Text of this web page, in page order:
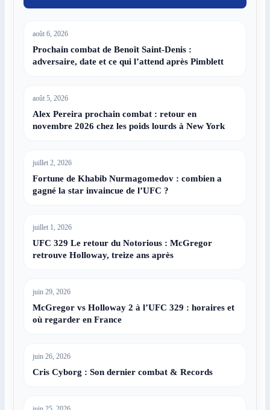
août 6, 2026
Prochain combat de Benoît Saint-Denis :
adversaire, date et ce qui l’attend après Pimblett
août 5, 2026
Alex Pereira prochain combat : retour en
novembre 2026 chez les poids lourds à New York
juillet 2, 2026
Fortune de Khabib Nurmagomedov : combien a
gagné la star invaincue de l’UFC ?
juillet 1, 2026
UFC 329 Le retour du Notorious : McGregor
retrouve Holloway, treize ans après
juin 29, 2026
McGregor vs Holloway 2 à l’UFC 329 : horaires et
où regarder en France
juin 26, 2026
Cris Cyborg : Son dernier combat & Records